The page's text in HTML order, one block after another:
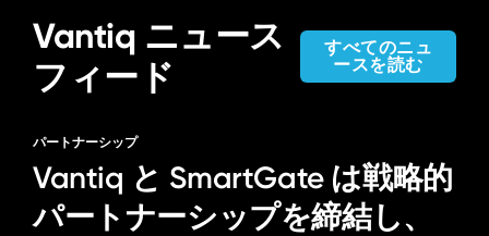
Vantiq ニュース
フィード
すべてのニュ
ースを読む
パートナーシップ
Vantiq と SmartGate は戦略的
パートナーシップを締結し、